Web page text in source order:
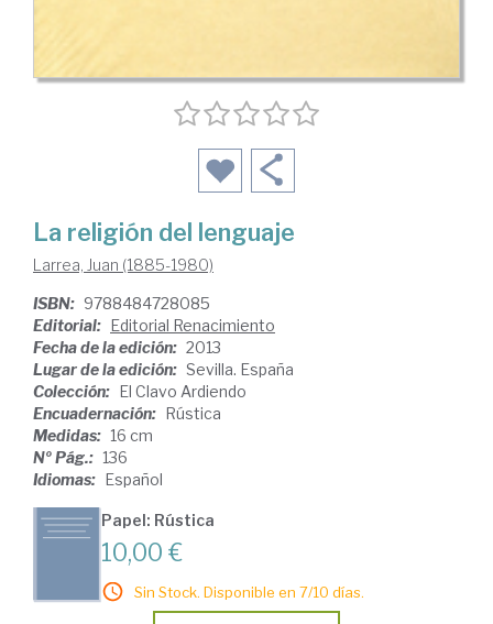
La religión del lenguaje
Larrea, Juan (1885-1980)
ISBN: 9788484728085
Editorial: Editorial Renacimiento
Fecha de la edición: 2013
Lugar de la edición: Sevilla. España
Colección: El Clavo Ardiendo
Encuadernación: Rústica
Medidas: 16 cm
Nº Pág.: 136
Idiomas: Español
Papel: Rústica
10,00 €
Sin Stock. Disponible en 7/10 días.